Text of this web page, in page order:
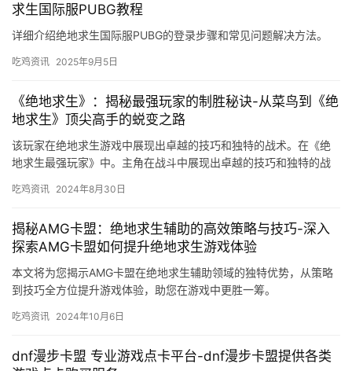
求生国际服PUBG教程
详细介绍绝地求生国际服PUBG的登录步骤和常见问题解决方法。
吃鸡资讯 2025年9月5日
《绝地求生》：揭秘最强玩家的制胜秘诀-从菜鸟到《绝
地求生》顶尖高手的蜕变之路
该玩家在绝地求生游戏中展现出卓越的技巧和独特的战术。在《绝
地求生最强玩家》中。主角在战斗中展现出卓越的技巧和独特的战
吃鸡资讯 2024年8月30日
揭秘AMG卡盟：绝地求生辅助的高效策略与技巧-深入
探索AMG卡盟如何提升绝地求生游戏体验
本文将为您揭示AMG卡盟在绝地求生辅助领域的独特优势，从策略
到技巧全方位提升游戏体验，助您在游戏中更胜一筹。
吃鸡资讯 2024年10月6日
dnf漫步卡盟 专业游戏点卡平台-dnf漫步卡盟提供各类